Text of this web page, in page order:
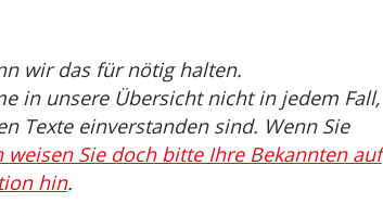
wir das für nötig halten.
in unsere Übersicht nicht in jedem Fall,
Texte einverstanden sind. Wenn Sie
weisen Sie doch bitte Ihre Bekannten auf
hin.